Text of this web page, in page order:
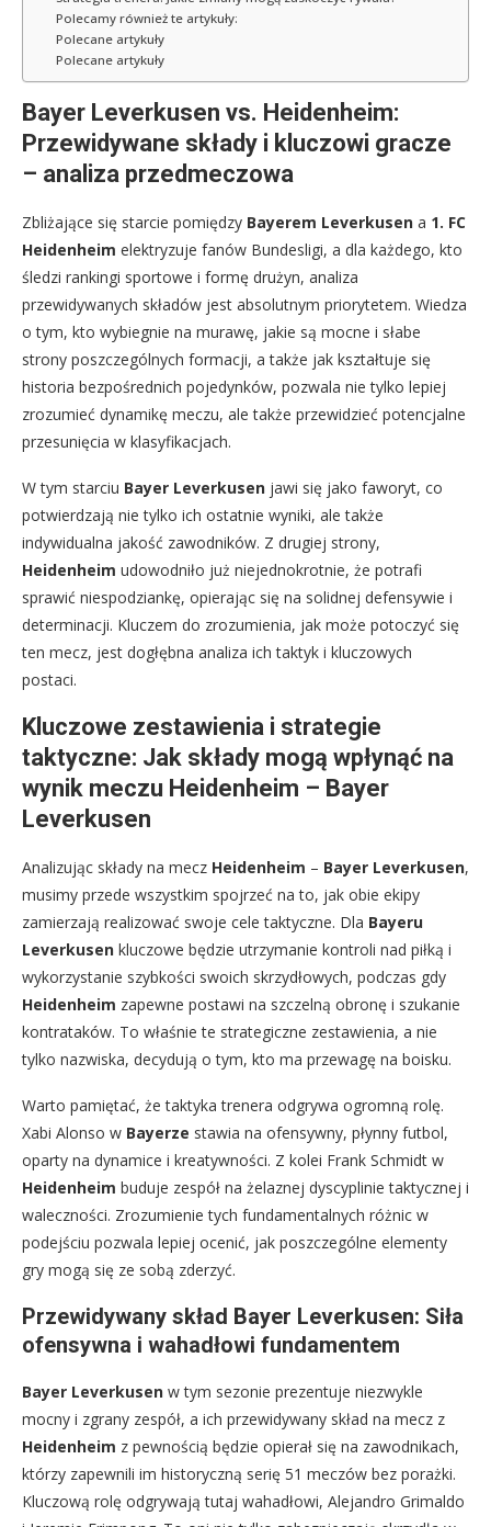
Polecamy również te artykuły:
Polecane artykuły
Polecane artykuły
Bayer Leverkusen vs. Heidenheim:
Przewidywane składy i kluczowi gracze
– analiza przedmeczowa
Zbliżające się starcie pomiędzy Bayerem Leverkusen a 1. FC
Heidenheim elektryzuje fanów Bundesligi, a dla każdego, kto
śledzi rankingi sportowe i formę drużyn, analiza
przewidywanych składów jest absolutnym priorytetem. Wiedza
o tym, kto wybiegnie na murawę, jakie są mocne i słabe
strony poszczególnych formacji, a także jak kształtuje się
historia bezpośrednich pojedynków, pozwala nie tylko lepiej
zrozumieć dynamikę meczu, ale także przewidzieć potencjalne
przesunięcia w klasyfikacjach.
W tym starciu Bayer Leverkusen jawi się jako faworyt, co
potwierdzają nie tylko ich ostatnie wyniki, ale także
indywidualna jakość zawodników. Z drugiej strony,
Heidenheim udowodniło już niejednokrotnie, że potrafi
sprawić niespodziankę, opierając się na solidnej defensywie i
determinacji. Kluczem do zrozumienia, jak może potoczyć się
ten mecz, jest dogłębna analiza ich taktyk i kluczowych
postaci.
Kluczowe zestawienia i strategie
taktyczne: Jak składy mogą wpłynąć na
wynik meczu Heidenheim – Bayer
Leverkusen
Analizując składy na mecz Heidenheim – Bayer Leverkusen,
musimy przede wszystkim spojrzeć na to, jak obie ekipy
zamierzają realizować swoje cele taktyczne. Dla Bayeru
Leverkusen kluczowe będzie utrzymanie kontroli nad piłką i
wykorzystanie szybkości swoich skrzydłowych, podczas gdy
Heidenheim zapewne postawi na szczelną obronę i szukanie
kontrataków. To właśnie te strategiczne zestawienia, a nie
tylko nazwiska, decydują o tym, kto ma przewagę na boisku.
Warto pamiętać, że taktyka trenera odgrywa ogromną rolę.
Xabi Alonso w Bayerze stawia na ofensywny, płynny futbol,
oparty na dynamice i kreatywności. Z kolei Frank Schmidt w
Heidenheim buduje zespół na żelaznej dyscyplinie taktycznej i
waleczności. Zrozumienie tych fundamentalnych różnic w
podejściu pozwala lepiej ocenić, jak poszczególne elementy
gry mogą się ze sobą zderzyć.
Przewidywany skład Bayer Leverkusen: Siła
ofensywna i wahadłowi fundamentem
Bayer Leverkusen w tym sezonie prezentuje niezwykle
mocny i zgrany zespół, a ich przewidywany skład na mecz z
Heidenheim z pewnością będzie opierał się na zawodnikach,
którzy zapewnili im historyczną serię 51 meczów bez porażki.
Kluczową rolę odgrywają tutaj wahadłowi, Alejandro Grimaldo